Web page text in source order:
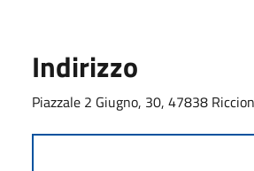
Indirizzo
Piazzale 2 Giugno, 30, 47838